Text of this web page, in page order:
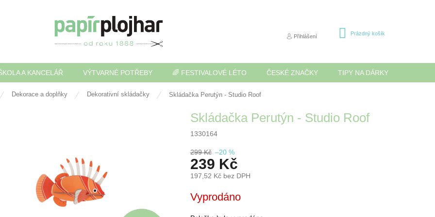
Přihlášení
NÁKUPNÍ
Prázdný košík
A KANCELÁŘ VÝTVARNÉ POTŘEBY 🌈 FESTIVALOVÉ LÉTO ČESKÉ ZNAČKY TIPY NA DÁRKY
Dekorace a doplňky Dekorativní skládačky Skládačka Perutýn - Studio Roof
Skládačka Perutýn - Studio Roof
1330164
299 Kč –20 %
239 Kč
197,52 Kč bez DPH
cena:
Vyprodáno